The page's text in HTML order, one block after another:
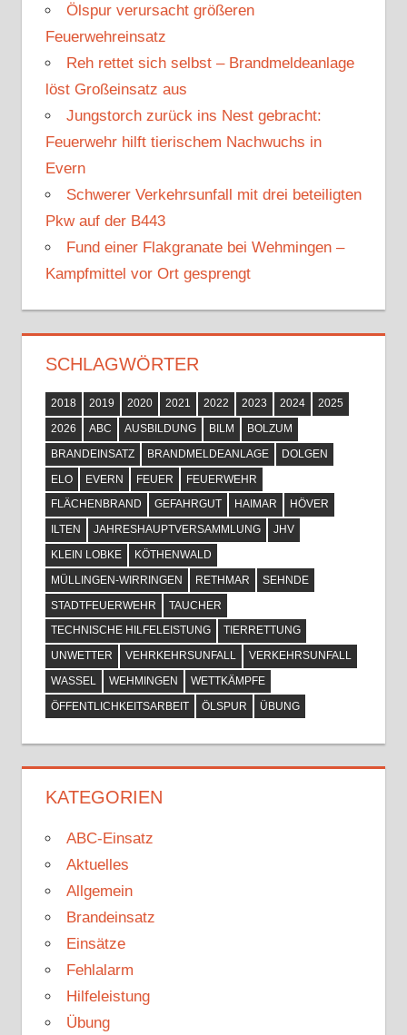
a
h
Ölspur verursacht größeren
Feuerwehreinsatz
Reh rettet sich selbst – Brandmeldeanlage
löst Großeinsatz aus
Jungstorch zurück ins Nest gebracht:
Feuerwehr hilft tierischem Nachwuchs in
Evern
Schwerer Verkehrsunfall mit drei beteiligten
Pkw auf der B443
Fund einer Flakgranate bei Wehmingen –
Kampfmittel vor Ort gesprengt
SCHLAGWÖRTER
2018 2019 2020 2021 2022 2023 2024
2025
2026
ABC AUSBILDUNG BILM
BOLZUM
BRANDEINSATZ
BRANDMELDEANLAGE
DOLGEN
ELO
EVERN FEUER
FEUERWEHR
FLÄCHENBRAND
GEFAHRGUT HAIMAR
HÖVER
ILTEN
JAHRESHAUPTVERSAMMLUNG
JHV
KLEIN LOBKE
KÖTHENWALD
MÜLLINGEN-WIRRINGEN
RETHMAR
SEHNDE
STADTFEUERWEHR
TAUCHER
TECHNISCHE HILFELEISTUNG
TIERRETTUNG
UNWETTER
VEHRKEHRSUNFALL
VERKEHRSUNFALL
WASSEL
WEHMINGEN
WETTKÄMPFE
ÖFFENTLICHKEITSARBEIT
ÖLSPUR ÜBUNG
KATEGORIEN
ABC-Einsatz
Aktuelles
Allgemein
Brandeinsatz
Einsätze
Fehlalarm
Hilfeleistung
Übung